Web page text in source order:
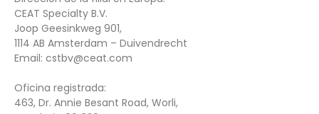
CEAT Specialty B.V.
Joop Geesinkweg 901,
1114 AB Amsterdam – Duivendrecht
Email: cstbv@ceat.com
Oficina registrada:
463, Dr. Annie Besant Road, Worli,